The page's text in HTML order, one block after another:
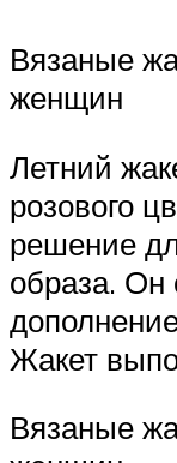
Вязаные
женщин
Летний
розового
решение
образа. Он
Жакет
Вязаные